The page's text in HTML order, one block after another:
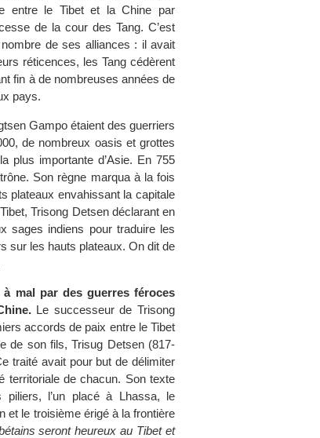
entre le Tibet et la Chine par
de la cour des Tang. C’est
de ses alliances : il avait
réticences, les Tang cédèrent
fin à de nombreuses années de
pays.
Gampo étaient des guerriers
de nombreux oasis et grottes
plus importante d’Asie. En 755
Son règne marqua à la fois
plateaux envahissant la capitale
Trisong Detsen déclarant en
sages indiens pour traduire les
sur les hauts plateaux. On dit de
mal par des guerres féroces
Le successeur de Trisong
accords de paix entre le Tibet
de son fils, Trisug Detsen (817-
traité avait pour but de délimiter
territoriale de chacun. Son texte
l’un placé à Lhassa, le
et le troisième érigé à la frontière
seront heureux au Tibet et